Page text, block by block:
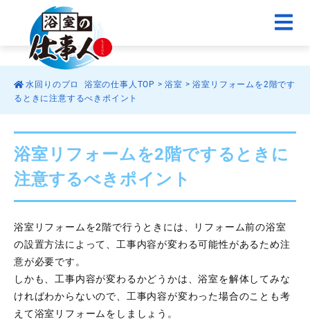
水回りのプロ 浴室の仕事人TOP >浴室 >浴室リフォームを2階です
るときに注意するべきポイント
浴室リフォームを2階でするときに
注意するべきポイント
浴室リフォームを2階で行うときには、リフォーム前の浴室
の設置方法によって、工事内容が変わる可能性があるため注
意が必要です。
しかも、工事内容が変わるかどうかは、浴室を解体してみな
ければわからないので、工事内容が変わった場合のことも考
えて浴室リフォームをしましょう。